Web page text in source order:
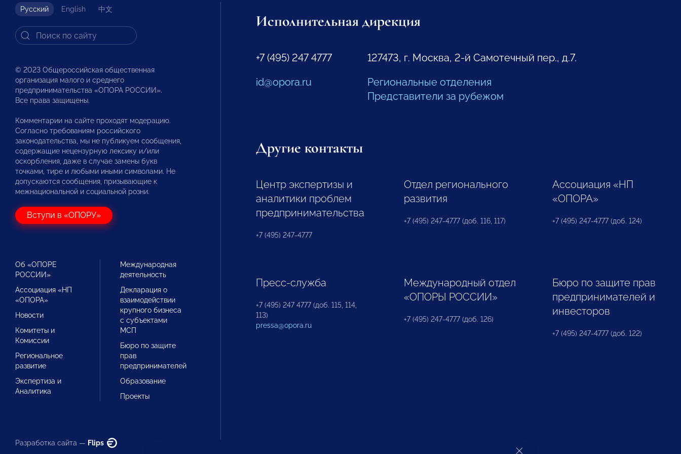
Русский English 中文
© 2023 Общероссийская общественная
организация малого и среднего
предпринимательства «ОПОРА РОССИИ».
Все права защищены.
Комментарии на сайте проходят модерацию.
Согласно требованиям российского
законодательства, мы не публикуем сообщения,
содержащие нецензурную лексику и/или
оскорбления, даже в случае замены букв
точками, тире и любыми иными символами. Не
допускаются сообщения, призывающие к
межнациональной и социальной розни.
Вступи в «ОПОРУ»
Об «ОПОРЕ
РОССИИ»
Ассоциация «НП
«ОПОРА»
Новости
Комитеты и
Комиссии
Региональное
развитие
Экспертиза и
Аналитика
Международная
деятельность
Декларация о
взаимодействии
крупного бизнеса
с субъектами
МСП
Бюро по защите
прав
предпринимателей
Образование
Проекты
Разработка сайта — Flips
Исполнительная дирекция
+7 (495) 247 4777
id@opora.ru
127473, г. Москва, 2-й Самотечный пер., д.7.
Региональные отделения
Представители за рубежом
Другие контакты
Центр экспертизы и
аналитики проблем
предпринимательства
+7 (495) 247-4777
Отдел регионального
развития
+7 (495) 247-4777 (доб. 116, 117)
Ассоциация «НП
«ОПОРА»
+7 (495) 247-4777 (доб. 124)
Пресс-служба
+7 (495) 247 4777 (доб. 115, 114,
113)
pressa@opora.ru
Международный отдел
«ОПОРЫ РОССИИ»
+7 (495) 247-4777 (доб. 126)
Бюро по защите прав
предпринимателей и
инвесторов
+7 (495) 247-4777 (доб. 122)